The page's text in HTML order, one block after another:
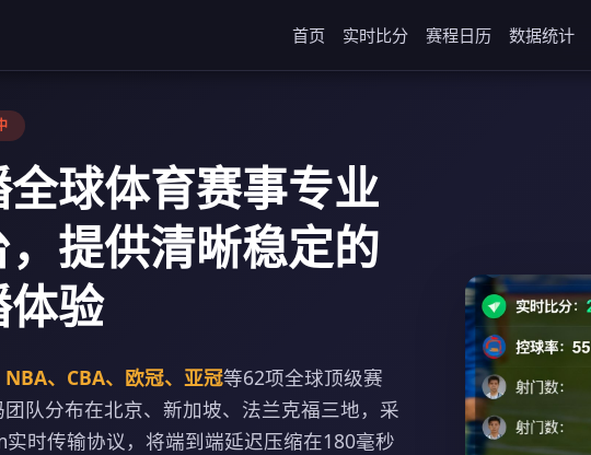
首页 实时比分 赛程日历 数据统计
球体育赛事专业
提供清晰稳定的
验
、CBA、欧冠、亚冠等62项全球顶级赛
队分布在北京、新加坡、法兰克福三地，采
时传输协议，将端到端延迟压缩在180毫秒